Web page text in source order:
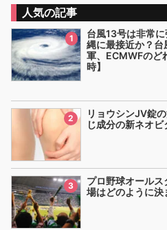
人気の記事
1
台風13号は非常
縄に最接近か？
軍、ECMWFのど
時】
2
リョウシンJV錠
じ成分の新ネオ
3
プロ野球オール
場はどのように決